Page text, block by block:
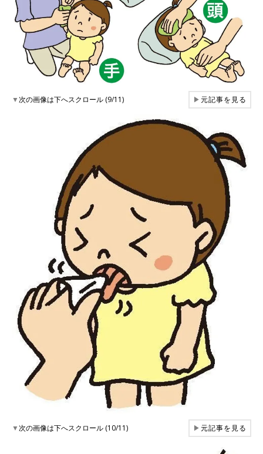
▼次の画像は下へスクロール (9/11) ▶元記事を見る
▼次の画像は下へスクロール (10/11) ▶元記事を見る